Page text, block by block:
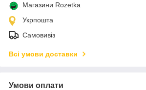
Магазини Rozetka
Укрпошта
Самовивіз
Всі умови доставки
Умови оплати